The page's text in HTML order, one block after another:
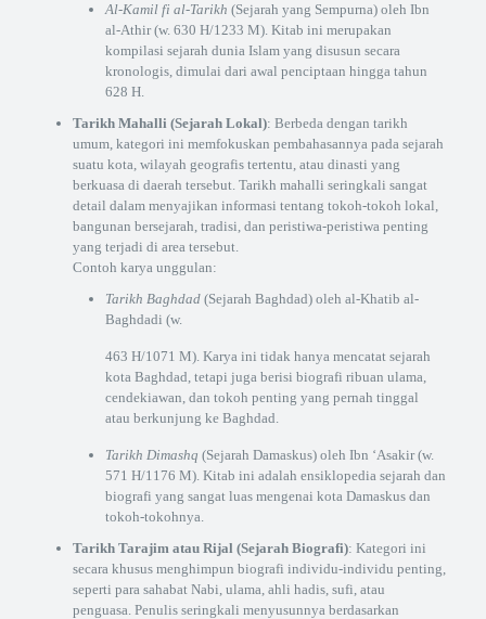
Al-Kamil fi al-Tarikh (Sejarah yang Sempurna) oleh Ibn
al-Athir (w. 630 H/1233 M). Kitab ini merupakan
kompilasi sejarah dunia Islam yang disusun secara
kronologis, dimulai dari awal penciptaan hingga tahun
628 H.
Tarikh Mahalli (Sejarah Lokal): Berbeda dengan tarikh
umum, kategori ini memfokuskan pembahasannya pada sejarah
suatu kota, wilayah geografis tertentu, atau dinasti yang
berkuasa di daerah tersebut. Tarikh mahalli seringkali sangat
detail dalam menyajikan informasi tentang tokoh-tokoh lokal,
bangunan bersejarah, tradisi, dan peristiwa-peristiwa penting
yang terjadi di area tersebut.
Contoh karya unggulan:
Tarikh Baghdad(Sejarah Baghdad) oleh al-Khatib al-
Baghdadi (w.
463 H/1071 M). Karya ini tidak hanya mencatat sejarah
kota Baghdad, tetapi juga berisi biografi ribuan ulama,
cendekiawan, dan tokoh penting yang pernah tinggal
atau berkunjung ke Baghdad.
Tarikh Dimashq (Sejarah Damaskus) oleh Ibn ‘Asakir (w.
571 H/1176 M). Kitab ini adalah ensiklopedia sejarah dan
biografi yang sangat luas mengenai kota Damaskus dan
tokoh-tokohnya.
Tarikh Tarajim atau Rijal (Sejarah Biografi): Kategori ini
secara khusus menghimpun biografi individu-individu penting,
seperti para sahabat Nabi, ulama, ahli hadis, sufi, atau
penguasa. Penulis seringkali menyusunnya berdasarkan